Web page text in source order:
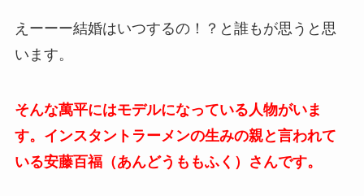
えーーー結婚はいつするの！？と誰もが思うと思
います。
そんな萬平にはモデルになっている人物がいま
す。インスタントラーメンの生みの親と言われて
いる安藤百福（あんどうももふく）さんです。